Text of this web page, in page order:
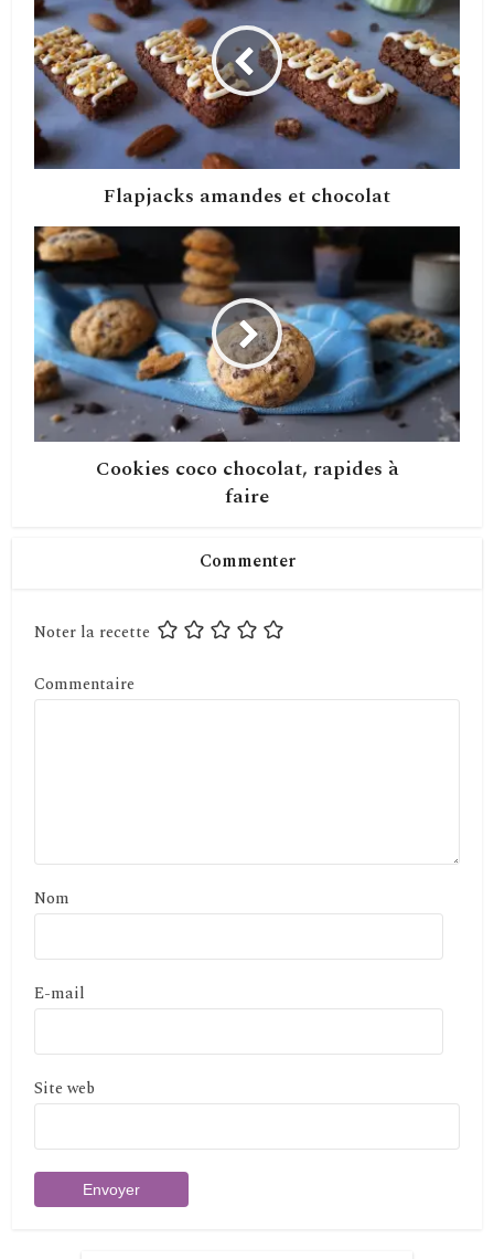
Flapjacks amandes et chocolat
Cookies coco chocolat, rapides à
faire
Commenter
Noter la recette
Commentaire
Nom
E-mail
Site web